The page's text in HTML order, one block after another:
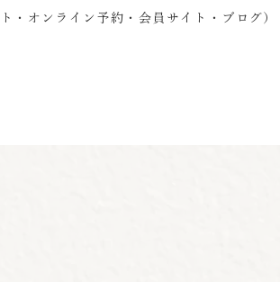
・オンライン予約・会員サイト・ブログ）